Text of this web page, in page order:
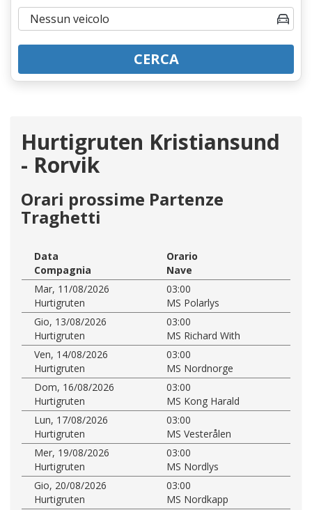
CERCA
Hurtigruten Kristiansund
- Rorvik
Orari prossime Partenze
Traghetti
Data
Orario
Compagnia
Nave
Mar, 11/08/2026
03:00
Hurtigruten
MS Polarlys
Gio, 13/08/2026
03:00
Hurtigruten
MS Richard With
Ven, 14/08/2026
03:00
Hurtigruten
MS Nordnorge
Dom, 16/08/2026
03:00
Hurtigruten
MS Kong Harald
Lun, 17/08/2026
03:00
Hurtigruten
MS Vesterålen
Mer, 19/08/2026
03:00
Hurtigruten
MS Nordlys
Gio, 20/08/2026
03:00
Hurtigruten
MS Nordkapp